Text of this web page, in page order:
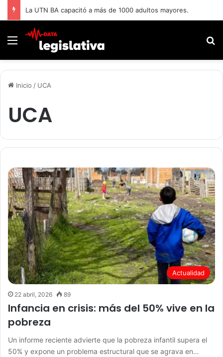
La UTN BA capacitó a más de 1000 adultos mayores.
Menú
Inicio / UCA
UCA
Actualidad
22 abril, 2026 89
Infancia en crisis: más del 50% vive en la
pobreza
Un informe reciente advierte que la pobreza infantil supera el
50% y expone un problema estructural que se agrava en…